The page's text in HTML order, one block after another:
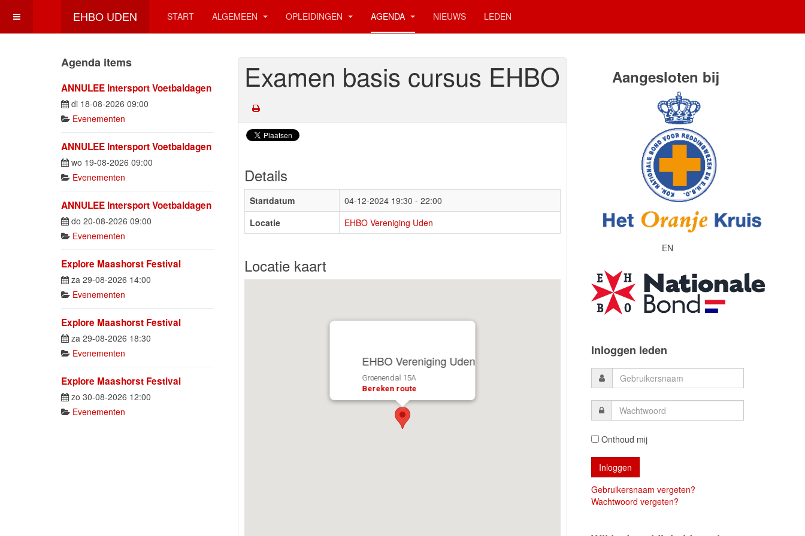
EHBO UDEN START ALGEMEEN OPLEIDINGEN AGENDA NIEUWS LEDEN
Examen basis cursus EHBO
Details
Startdatum 04-12-2024 19:30 - 22:00
Locatie
EHBO Vereniging Uden
Locatie kaart
EHBO Vereniging Uden
Groenendal 15A
Bereken route
Agenda items
ANNULEE Intersport Voetbaldagen
di 18-08-2026 09:00
Evenementen
ANNULEE Intersport Voetbaldagen
wo 19-08-2026 09:00
Evenementen
ANNULEE Intersport Voetbaldagen
do 20-08-2026 09:00
Evenementen
Explore Maashorst Festival
za 29-08-2026 14:00
Evenementen
Explore Maashorst Festival
za 29-08-2026 18:30
Evenementen
Explore Maashorst Festival
zo 30-08-2026 12:00
Evenementen
Aangesloten bij
EN
Inloggen leden
Onthoud mij
Gebruikersnaam vergeten?
Wachtwoord vergeten?